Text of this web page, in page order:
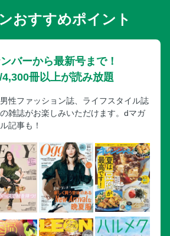
おすすめポイント
バーから最新号まで！
冊以上が読み放題
性ファッション誌、ライフスタイル誌
雑誌がお楽しみいただけます。dマガ
記事も！